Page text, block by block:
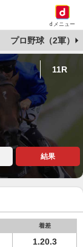
dメニュー
プロ野球（2軍）
11R
結果
着差
1.20.3